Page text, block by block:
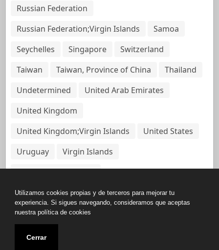
Russian Federation
Russian Federation;Virgin Islands
Samoa
Seychelles
Singapore
Switzerland
Taiwan
Taiwan, Province of China
Thailand
Undetermined
United Arab Emirates
United Kingdom
United Kingdom;Virgin Islands
United States
Uruguay
Virgin Islands
Virgin Islands, British
Copyright © All rights reserved.
Utilizamos cookies propias y de terceros para mejorar tu
experiencia. Si sigues navegando, consideramos que aceptas
nuestra política de cookies
Cerrar